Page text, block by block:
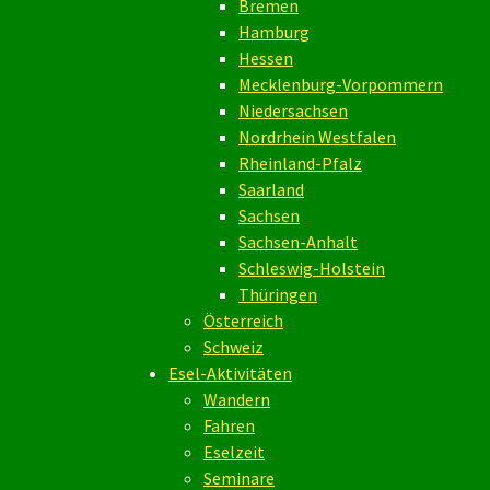
Bremen
Hamburg
Hessen
Mecklenburg-Vorpommern
Niedersachsen
Nordrhein Westfalen
Rheinland-Pfalz
Saarland
Sachsen
Sachsen-Anhalt
Schleswig-Holstein
Thüringen
Österreich
Schweiz
Esel-Aktivitäten
Wandern
Fahren
Eselzeit
Seminare